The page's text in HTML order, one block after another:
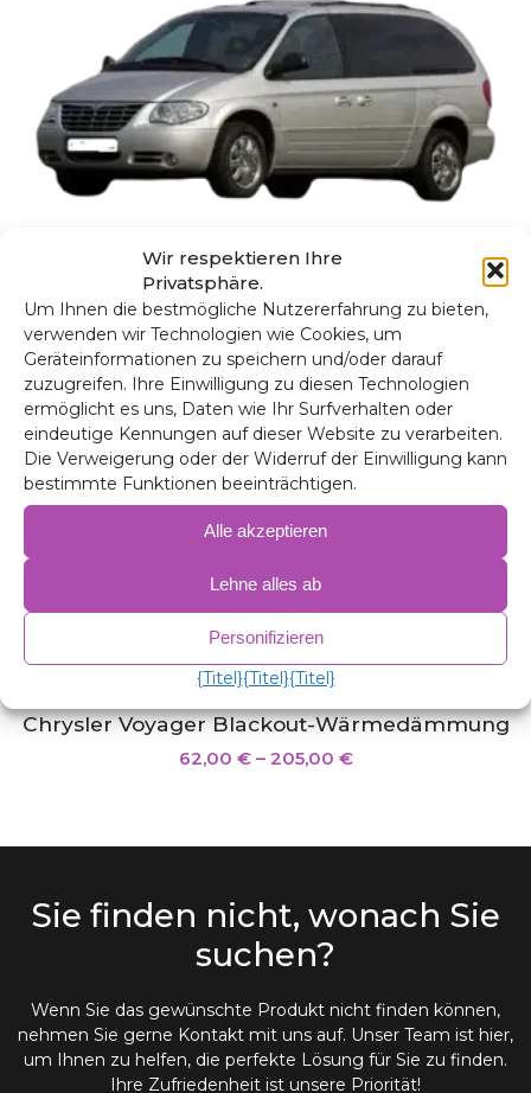
Wir respektieren Ihre
Privatsphäre.
Um Ihnen die bestmögliche Nutzererfahrung zu bieten,
verwenden wir Technologien wie Cookies, um
Geräteinformationen zu speichern und/oder darauf
zuzugreifen. Ihre Einwilligung zu diesen Technologien
ermöglicht es uns, Daten wie Ihr Surfverhalten oder
eindeutige Kennungen auf dieser Website zu verarbeiten.
Die Verweigerung oder der Widerruf der Einwilligung kann
bestimmte Funktionen beeinträchtigen.
Alle akzeptieren
Lehne alles ab
Personifizieren
{Titel}{Titel}{Titel}
Chrysler Grand Voyager Blackout-
Wärmedämmung
153,00€ –205,00€
Chrysler Voyager Blackout-Wärmedämmung
62,00 € – 205,00 €
Sie finden nicht, wonach Sie
suchen?
Wenn Sie das gewünschte Produkt nicht finden können,
nehmen Sie gerne Kontakt mit uns auf. Unser Team ist hier,
um Ihnen zu helfen, die perfekte Lösung für Sie zu finden.
Ihre Zufriedenheit ist unsere Priorität!